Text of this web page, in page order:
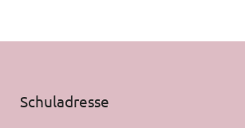
Schuladresse